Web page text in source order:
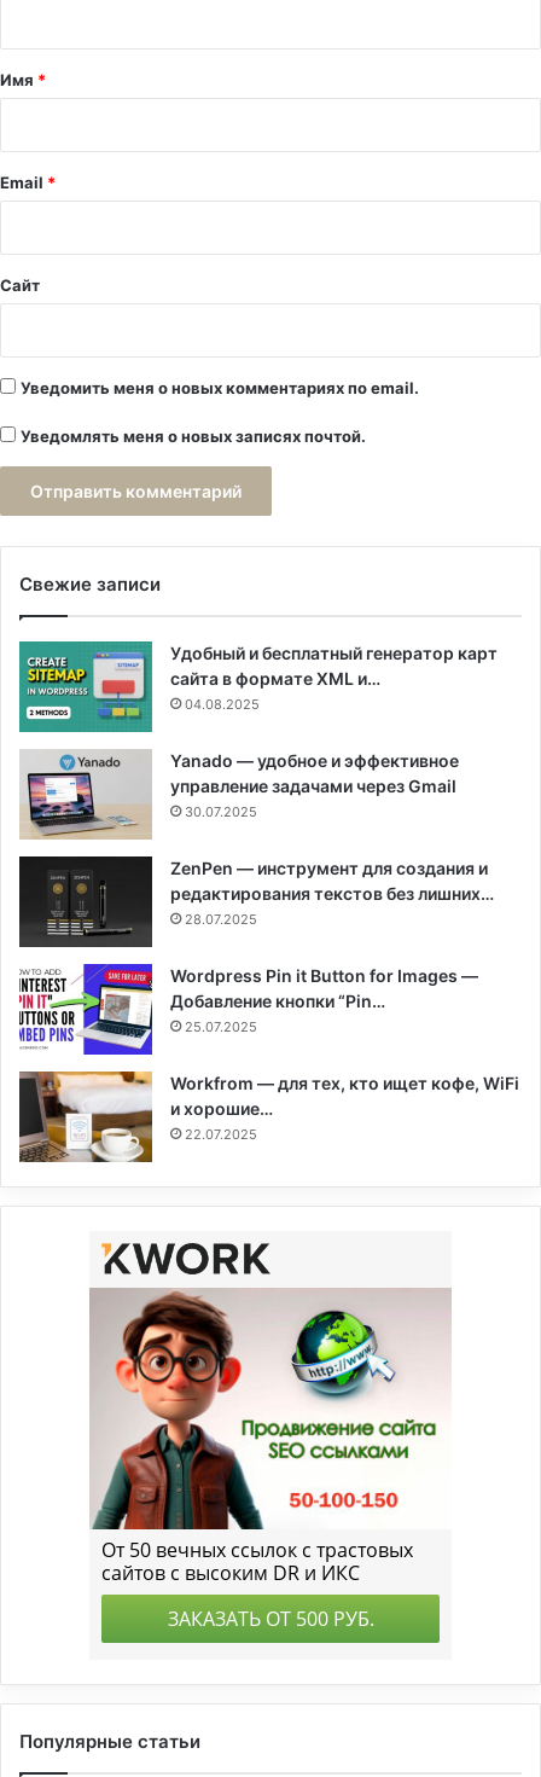
а
й
Имя *
Email *
Сайт
Уведомить меня о новых комментариях по email.
Уведомлять меня о новых записях почтой.
Свежие записи
Удобный и бесплатный генератор карт
сайта в формате XML и…
04.08.2025
Yanado — удобное и эффективное
управление задачами через Gmail
30.07.2025
ZenPen — инструмент для создания и
редактирования текстов без лишних…
28.07.2025
Wordpress Pin it Button for Images —
Добавление кнопки “Pin…
25.07.2025
Workfrom — для тех, кто ищет кофе, WiFi
и хорошие…
22.07.2025
Популярные статьи